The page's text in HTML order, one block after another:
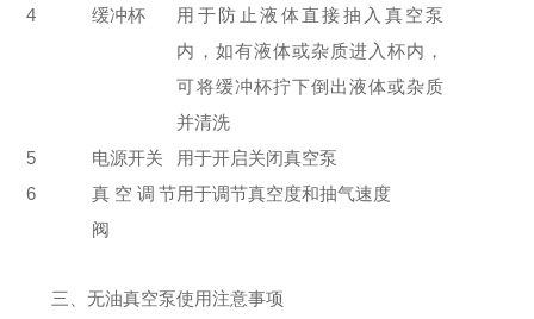
4
缓冲杯
用于防止液体直接抽入真空泵
内，如有液体或杂质进入杯内，
可将缓冲杯拧下倒出液体或杂质
并清洗
5
电源开关
用于开启关闭真空泵
6
真空调节
阀
用于调节真空度和抽气速度
三、无油真空泵使用注意事项